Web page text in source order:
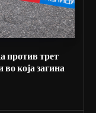
против трет
која загина